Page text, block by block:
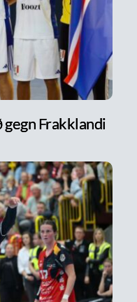
gegn Frakklandi